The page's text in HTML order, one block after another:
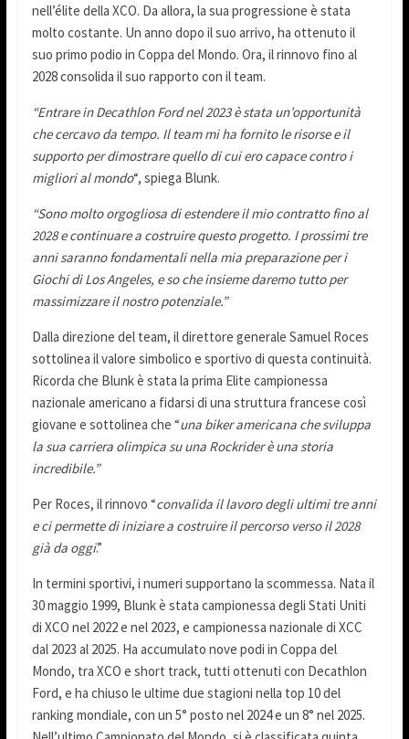
nell’élite della XCO. Da allora, la sua progressione è stata
molto costante. Un anno dopo il suo arrivo, ha ottenuto il
suo primo podio in Coppa del Mondo. Ora, il rinnovo fino al
2028 consolida il suo rapporto con il team.
“Entrare in Decathlon Ford nel 2023 è stata un’opportunità
che cercavo da tempo. Il team mi ha fornito le risorse e il
supporto per dimostrare quello di cui ero capace contro i
migliori al mondo“, spiega Blunk.
“Sono molto orgogliosa di estendere il mio contratto fino al
2028 e continuare a costruire questo progetto. I prossimi tre
anni saranno fondamentali nella mia preparazione per i
Giochi di Los Angeles, e so che insieme daremo tutto per
massimizzare il nostro potenziale.”
Dalla direzione del team, il direttore generale Samuel Roces
sottolinea il valore simbolico e sportivo di questa continuità.
Ricorda che Blunk è stata la prima Elite campionessa
nazionale americano a fidarsi di una struttura francese così
giovane e sottolinea che “una biker americana che sviluppa
la sua carriera olimpica su una Rockrider è una storia
incredibile.”
Per Roces, il rinnovo “convalida il lavoro degli ultimi tre anni
e ci permette di iniziare a costruire il percorso verso il 2028
già da oggi.”
In termini sportivi, i numeri supportano la scommessa. Nata il
30 maggio 1999, Blunk è stata campionessa degli Stati Uniti
di XCO nel 2022 e nel 2023, e campionessa nazionale di XCC
dal 2023 al 2025. Ha accumulato nove podi in Coppa del
Mondo, tra XCO e short track, tutti ottenuti con Decathlon
Ford, e ha chiuso le ultime due stagioni nella top 10 del
ranking mondiale, con un 5° posto nel 2024 e un 8° nel 2025.